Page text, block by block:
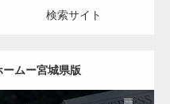
検索サイト
ムー宮城県版